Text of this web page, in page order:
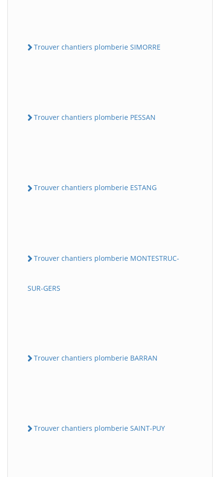
Trouver chantiers plomberie SIMORRE
Trouver chantiers plomberie PESSAN
Trouver chantiers plomberie ESTANG
Trouver chantiers plomberie MONTESTRUC-
SUR-GERS
Trouver chantiers plomberie BARRAN
Trouver chantiers plomberie SAINT-PUY